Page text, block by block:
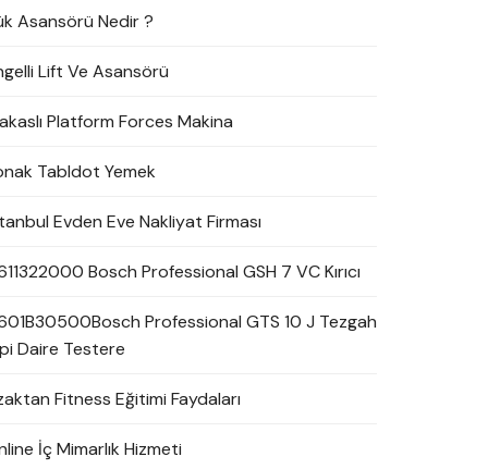
Asansörü Nedir ?
Lift Ve Asansörü
Platform Forces Makina
Tabldot Yemek
Evden Eve Nakliyat Firması
Bosch Professional GSH 7 VC Kırıcı
Professional GTS 10 J Tezgah
Daire Testere
Fitness Eğitimi Faydaları
İç Mimarlık Hizmeti